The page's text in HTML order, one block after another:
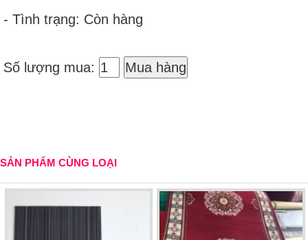
- Tình trạng: Còn hàng
Số lượng mua: Mua hàng
SẢN PHẨM CÙNG LOẠI